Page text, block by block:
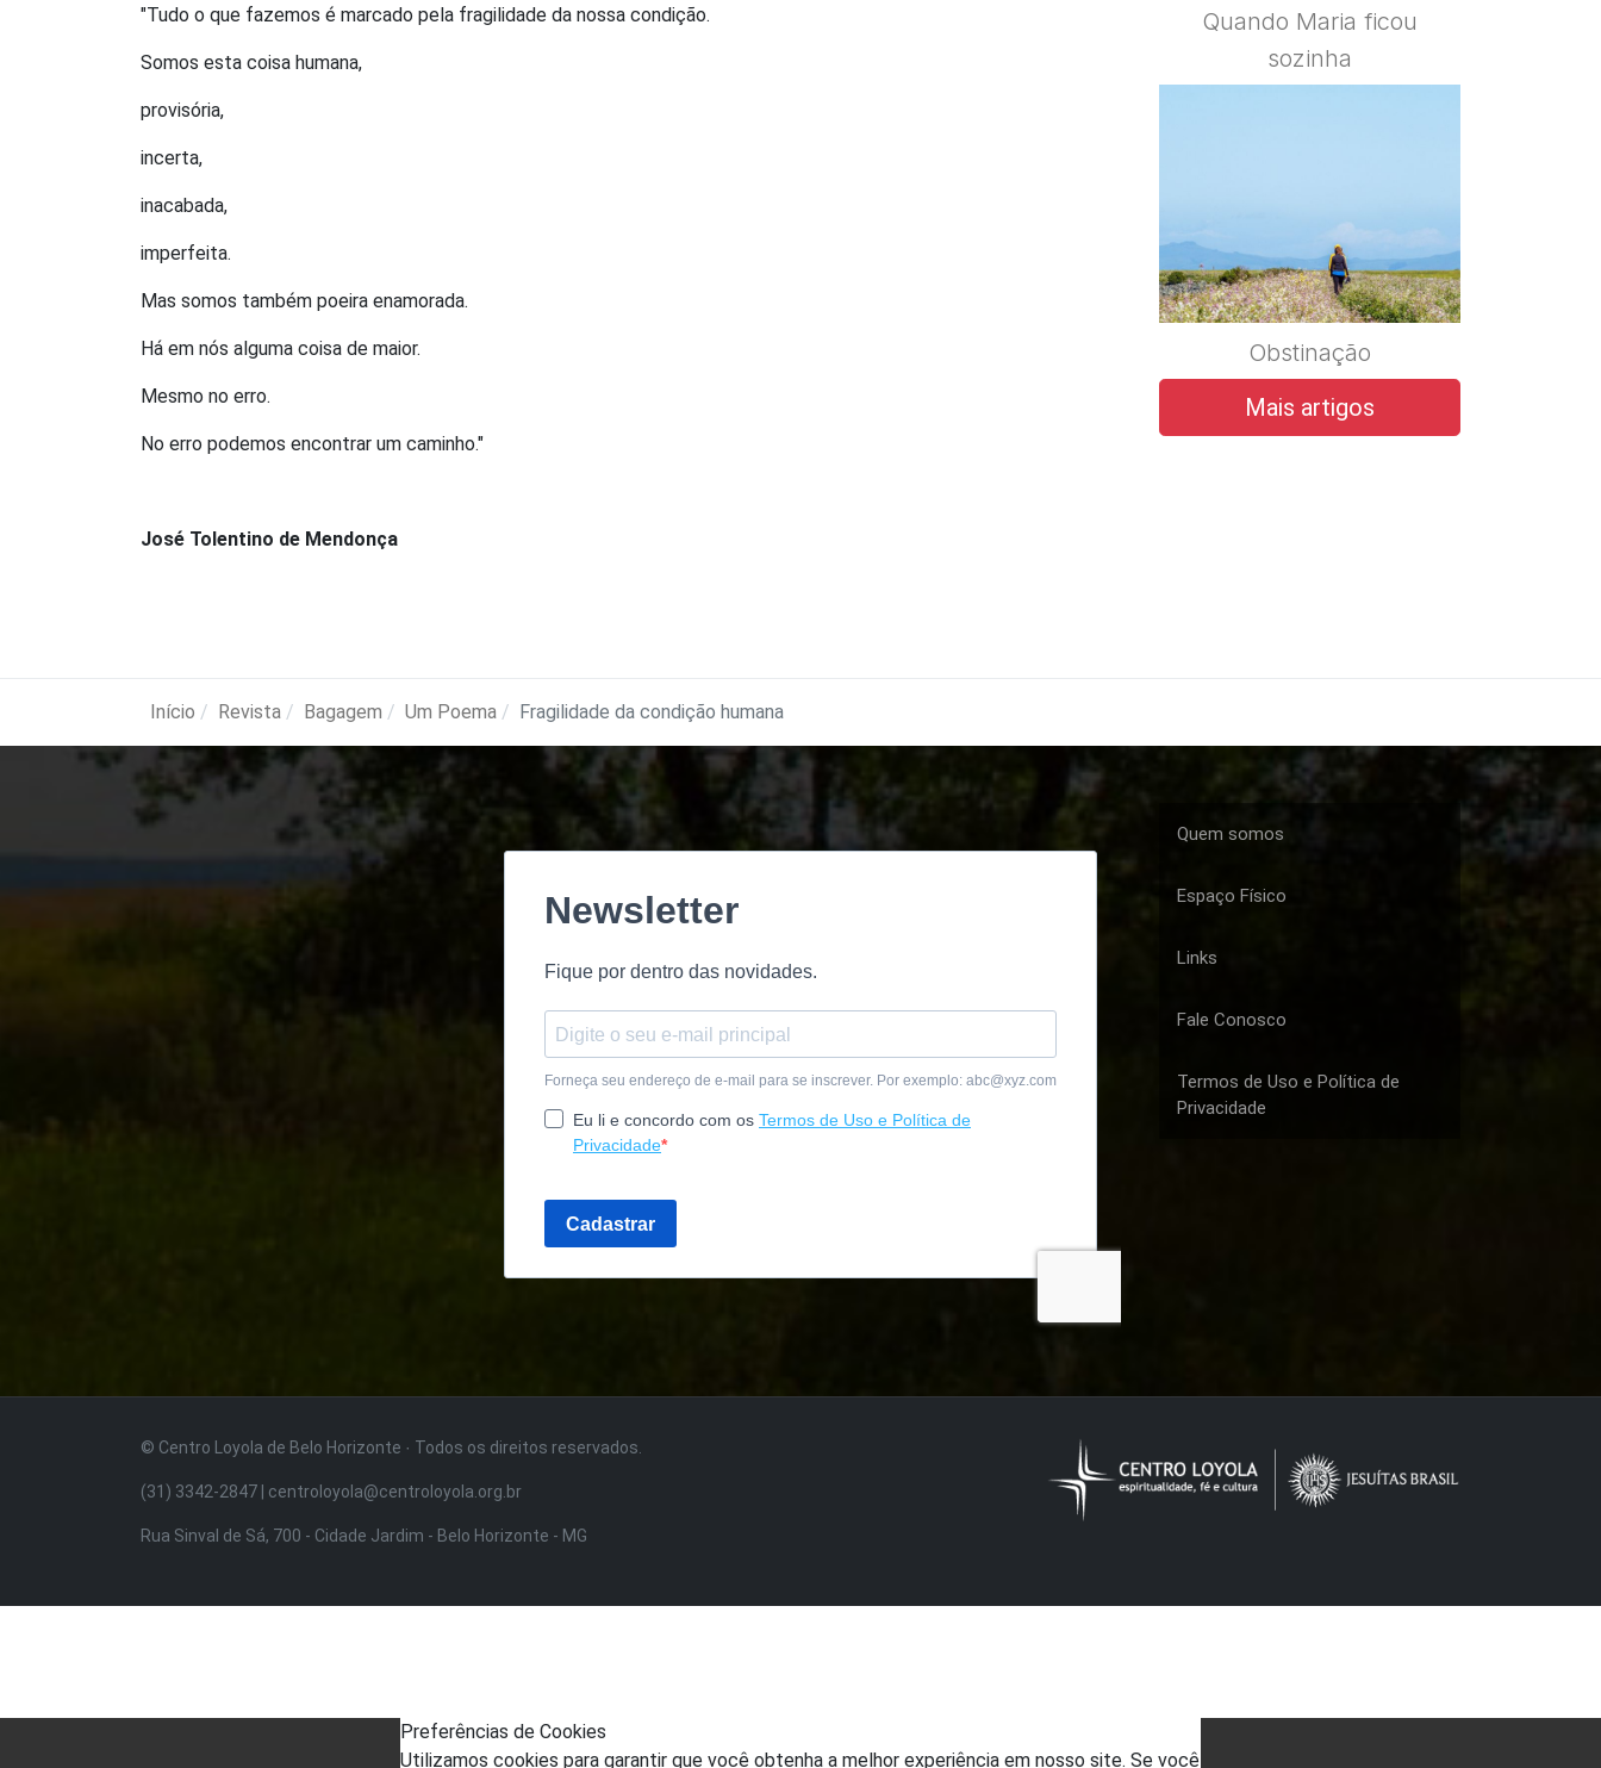
"Tudo o que fazemos é marcado pela fragilidade da nossa condição.
Somos esta coisa humana,
provisória,
incerta,
inacabada,
imperfeita.
Mas somos também poeira enamorada.
Há em nós alguma coisa de maior.
Mesmo no erro.
No erro podemos encontrar um caminho."
José Tolentino de Mendonça
Quando Maria ficou
sozinha
Obstinação
Mais artigos
Início Revista Bagagem Um Poema Fragilidade da condição humana
Quem somos
Espaço Físico
Links
Fale Conosco
Termos de Uso e Política de
Privacidade
© Centro Loyola de Belo Horizonte · Todos os direitos reservados.
(31) 3342-2847 | centroloyola@centroloyola.org.br
Rua Sinval de Sá, 700 - Cidade Jardim - Belo Horizonte - MG
Preferências de Cookies
Utilizamos cookies para garantir que você obtenha a melhor experiência em nosso site. Se você